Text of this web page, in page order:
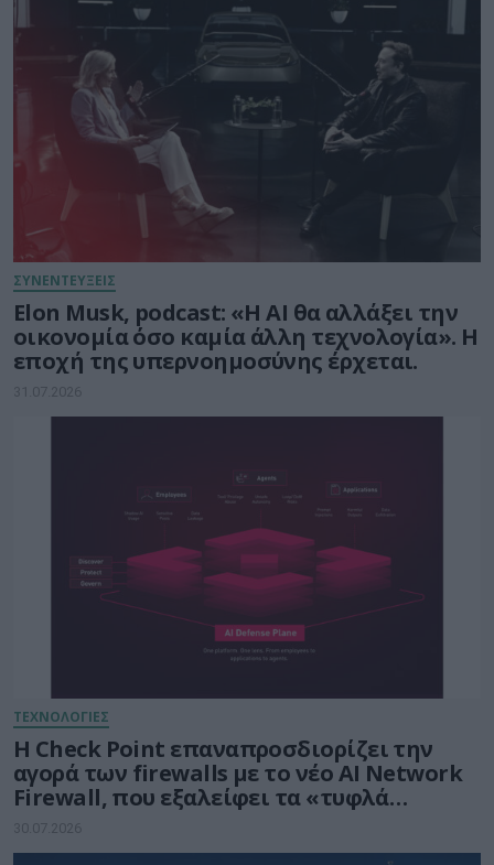
ΣΥΝΕΝΤΕΥΞΕΙΣ
Elon Musk, podcast: «Η AI θα αλλάξει την
οικονομία όσο καμία άλλη τεχνολογία». Η
εποχή της υπερνοημοσύνης έρχεται.
31.07.2026
ΤΕΧΝΟΛΟΓΙΕΣ
Η Check Point επαναπροσδιορίζει την
αγορά των firewalls με το νέο AI Network
Firewall, που εξαλείφει τα «τυφλά
σημεία» της Τεχνητής Νοημοσύνης σε
κάθε δίκτυο
30.07.2026